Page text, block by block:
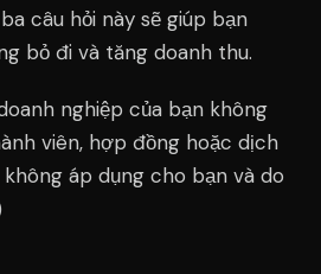
câu hỏi này sẽ giúp bạn
bỏ đi và tăng doanh thu.
nghiệp của bạn không
viên, hợp đồng hoặc dịch
không áp dụng cho bạn và do